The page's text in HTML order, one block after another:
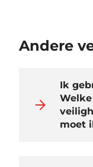
Andere
Ik
Welke
moet